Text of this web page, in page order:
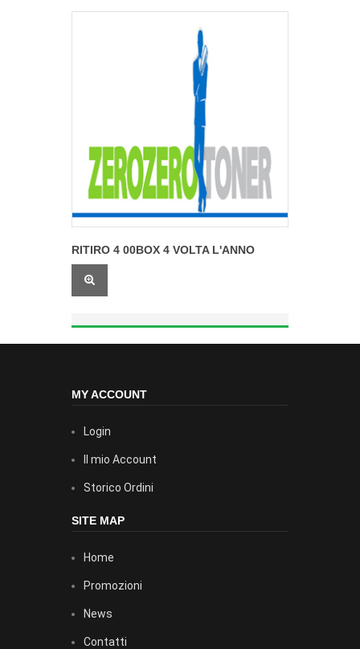
RITIRO 4 00BOX 4 VOLTA L'ANNO
MY ACCOUNT
Login
Il mio Account
Storico Ordini
SITE MAP
Home
Promozioni
News
Contatti